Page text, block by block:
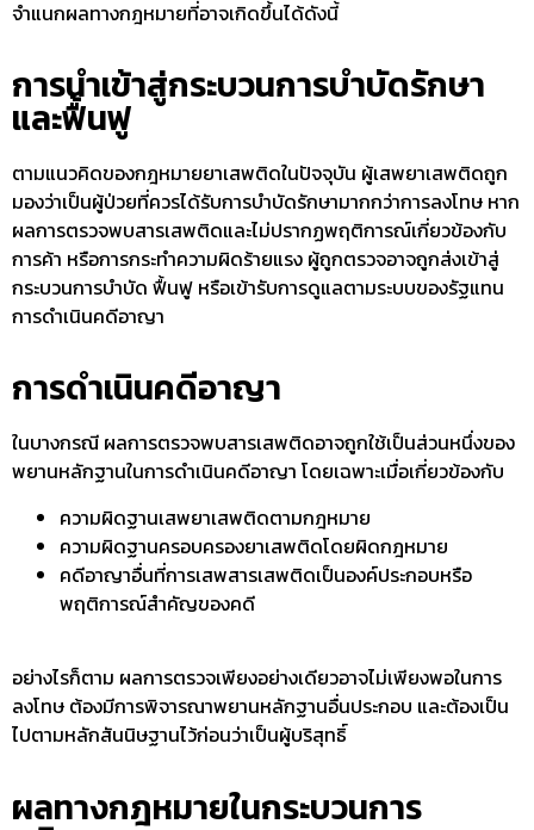
จำแนกผลทางกฎหมายที่อาจเกิดขึ้นได้ดังนี้
การนำเข้าสู่กระบวนการบำบัดรักษา
และฟื้นฟู
ตามแนวคิดของกฎหมายยาเสพติดในปัจจุบัน ผู้เสพยาเสพติดถูก
มองว่าเป็นผู้ป่วยที่ควรได้รับการบำบัดรักษามากกว่าการลงโทษ หาก
ผลการตรวจพบสารเสพติดและไม่ปรากฏพฤติการณ์เกี่ยวข้องกับ
การค้า หรือการกระทำความผิดร้ายแรง ผู้ถูกตรวจอาจถูกส่งเข้าสู่
กระบวนการบำบัด ฟื้นฟู หรือเข้ารับการดูแลตามระบบของรัฐแทน
การดำเนินคดีอาญา
การดำเนินคดีอาญา
ในบางกรณี ผลการตรวจพบสารเสพติดอาจถูกใช้เป็นส่วนหนึ่งของ
พยานหลักฐานในการดำเนินคดีอาญา โดยเฉพาะเมื่อเกี่ยวข้องกับ
ความผิดฐานเสพยาเสพติดตามกฎหมาย
ความผิดฐานครอบครองยาเสพติดโดยผิดกฎหมาย
คดีอาญาอื่นที่การเสพสารเสพติดเป็นองค์ประกอบหรือ
พฤติการณ์สำคัญของคดี
อย่างไรก็ตาม ผลการตรวจเพียงอย่างเดียวอาจไม่เพียงพอในการ
ลงโทษ ต้องมีการพิจารณาพยานหลักฐานอื่นประกอบ และต้องเป็น
ไปตามหลักสันนิษฐานไว้ก่อนว่าเป็นผู้บริสุทธิ์
ผลทางกฎหมายในกระบวนการ